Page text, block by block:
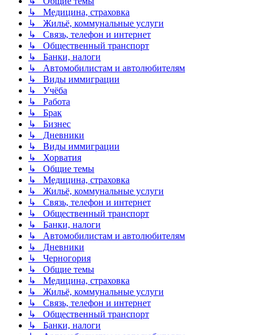
↳ Медицина, страховка
↳ Жильё, коммунальные услуги
↳ Связь, телефон и интернет
↳ Общественный транспорт
↳ Банки, налоги
↳ Автомобилистам и автолюбителям
↳ Виды иммиграции
↳ Учёба
↳ Работа
↳ Брак
↳ Бизнес
↳ Дневники
↳ Виды иммиграции
↳ Хорватия
↳ Общие темы
↳ Медицина, страховка
↳ Жильё, коммунальные услуги
↳ Связь, телефон и интернет
↳ Общественный транспорт
↳ Банки, налоги
↳ Автомобилистам и автолюбителям
↳ Дневники
↳ Черногория
↳ Общие темы
↳ Медицина, страховка
↳ Жильё, коммунальные услуги
↳ Связь, телефон и интернет
↳ Общественный транспорт
↳ Банки, налоги